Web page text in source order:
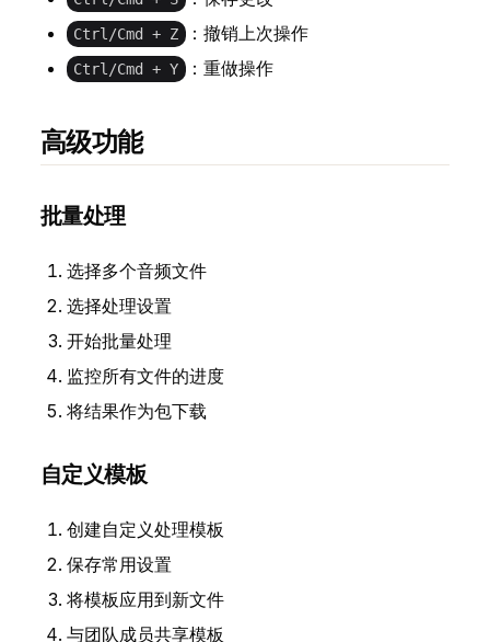
Ctrl/Cmd + Z ：撤销上次操作
Ctrl/Cmd + Y ：重做操作
高级功能
批量处理
选择多个音频文件
选择处理设置
开始批量处理
监控所有文件的进度
将结果作为包下载
自定义模板
创建自定义处理模板
保存常用设置
将模板应用到新文件
与团队成员共享模板